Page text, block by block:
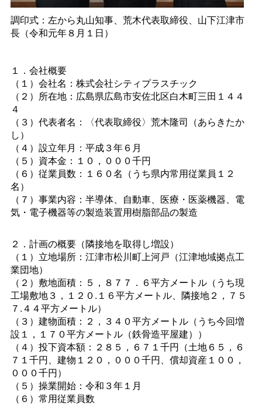
調印式：左から丸山知事、荒木代表取締役、山下江津市
長（令和元年８月１日）
１．会社概要
（１）会社名：株式会社シティプラスチック
（２）所在地：広島県広島市安佐北区白木町三田１４４
４
（３）代表者名：〈代表取締役〉荒木隆司（あらきたか
し）
（４）設立年月：平成３年６月
（５）資本金：１０，０００千円
（６）従業員数：１６０名（うち県内常用従業員１２
名）
（７）事業内容：半導体、自動車、医療・医薬機器、電
気・電子機器等の製造装置用樹脂部品の製造
２．計画の概要（隣接地を取得し増設）
（１）立地場所：江津市松川町上河戸（江津地域拠点工
業団地）
（２）敷地面積：５，８７７．６平方メートル（うち現
工場敷地３，１２０.１６平方メートル、隣接地２，７５
７.４４平方メートル）
（３）建物面積：２，３４０平方メートル（うち今回増
設１，１７０平方メートル（鉄骨造平屋建））
（４）投下資本額：２８５，６７１千円（土地６５，６
７１千円、建物１２０，０００千円、償却資産１００，
０００千円）
（５）操業開始：令和３年１月
（６）常用従業員数